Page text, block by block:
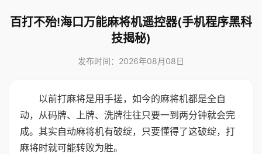
百打不殆!海口万能麻将机遥控器(手机程序黑科
技揭秘)
发布时间：2026年08月08日
以前打麻将是用手搓，如今的麻将机都是全自
动，从码牌、上牌、洗牌往往只要一到两分钟就会完
成。其实自动麻将机有破绽，只要懂得了这破绽，打
麻将时就可能转败为胜。